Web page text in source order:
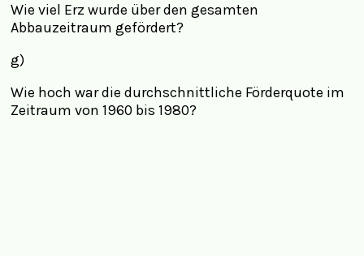
Wie viel Erz wurde über den gesamten
Abbauzeitraum gefördert?
g)
Wie hoch war die durchschnittliche Förderquote im
Zeitraum von 1960 bis 1980?